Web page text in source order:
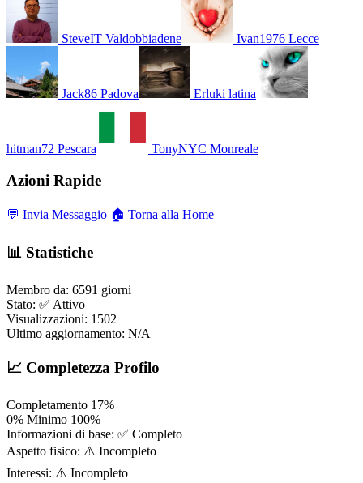
SteveIT Valdobbiadene Ivan1976 Lecce
Jack86 Padova Erluki latina
hitman72 Pescara TonyNYC Monreale
Azioni Rapide
💬 Invia Messaggio 🏠 Torna alla Home
📊 Statistiche
Membro da: 6591 giorni
Stato: ✅ Attivo
Visualizzazioni: 1502
Ultimo aggiornamento: N/A
📈 Completezza Profilo
Completamento 17%
0% Minimo 100%
Informazioni di base: ✅ Completo
Aspetto fisico: ⚠️ Incompleto
Interessi: ⚠️ Incompleto